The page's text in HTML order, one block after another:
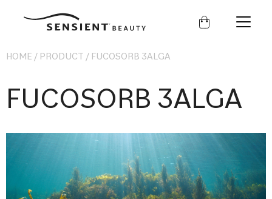
セ
ン
ー
テ
HOME / PRODUCT / FUCOSORB 3ALGA
FUCOSORB 3ALGA